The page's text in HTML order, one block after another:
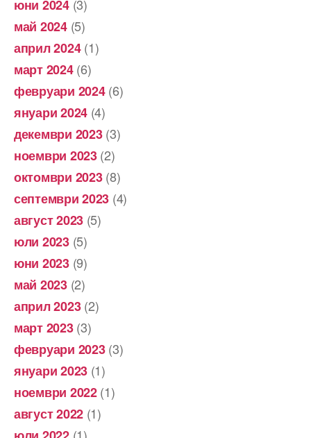
юни 2024(3)
май 2024(5)
април 2024(1)
март 2024(6)
февруари 2024(6)
януари 2024 (4)
декември 2023(3)
ноември 2023(2)
октомври 2023(8)
септември 2023 (4)
август 2023 (5)
юли 2023(5)
юни 2023(9)
май 2023(2)
април 2023(2)
март 2023(3)
февруари 2023(3)
януари 2023 (1)
ноември 2022(1)
август 2022 (1)
(1)